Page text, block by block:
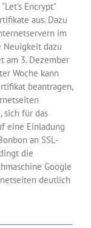
Encrypt"
aus. Dazu
im
Neuigkeit dazu
am 3. Dezember
Woche kann
beantragen,
sich für das
eine Einladung
an SSL-
die
Google
deutlich